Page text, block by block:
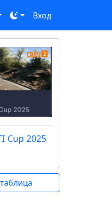
Вход
Cup 2025